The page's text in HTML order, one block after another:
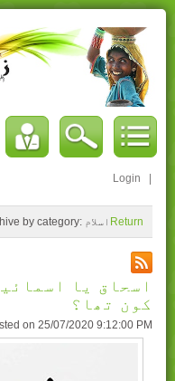
Login
by category: اسلام Return
اسحاق یا
کون تھا؟
on 25/07/2020 9:12:00 PM